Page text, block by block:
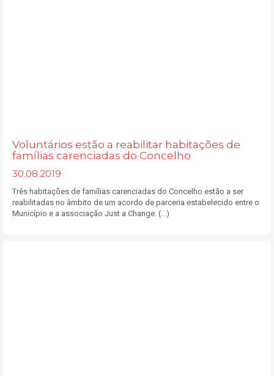
Voluntários estão a reabilitar habitações de
famílias carenciadas do Concelho
30.08.2019
Três habitações de famílias carenciadas do Concelho estão a ser
reabilitadas no âmbito de um acordo de parceria estabelecido entre o
Município e a associação Just a Change. (...)